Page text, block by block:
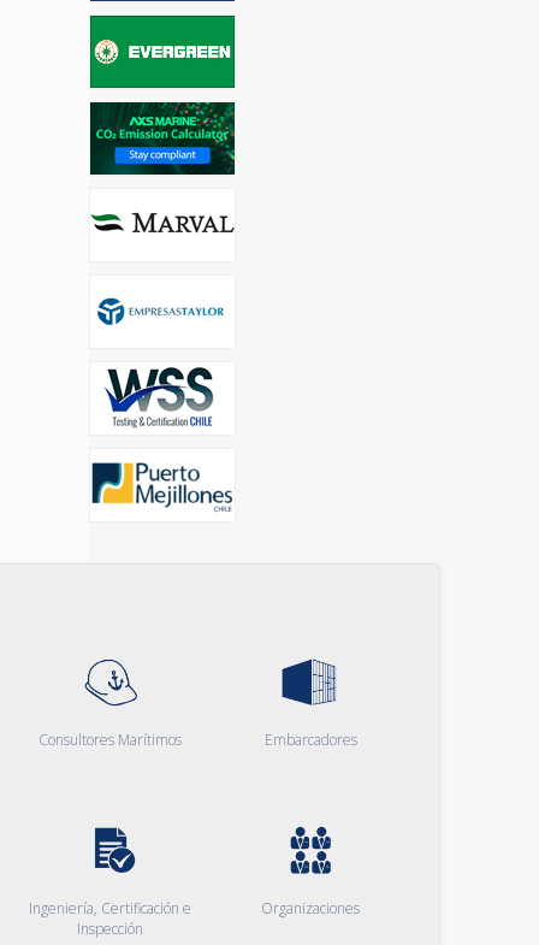
Consultores Marítimos Embarcadores
Ingeniería, Certificación e
Inspección
Organizaciones